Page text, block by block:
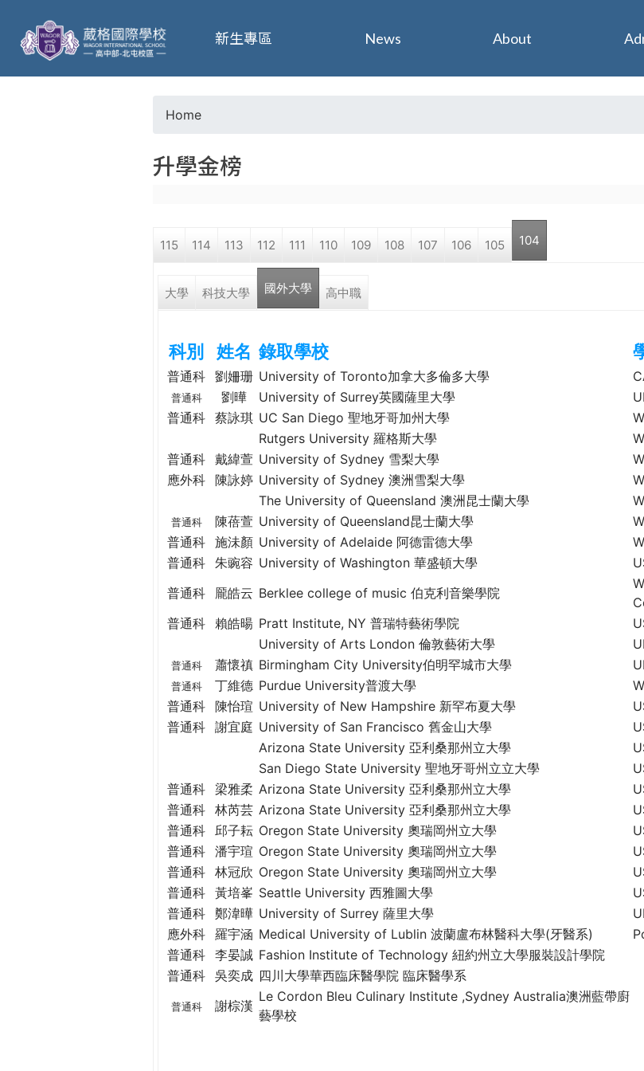
葳
格
o
a
r
h
e
r
e
Home
升學金榜
115 114 113 112 111 110 109 108 107 106 105 104
大學 科技大學 國外大學 (active tab)
高中職
科別 姓名 錄取學校
普通科 劉姍珊 University of Toronto加拿大多倫多大學
普通科 劉曄 University of Surrey英國薩里大學
普通科 蔡詠琪 UC San Diego 聖地牙哥加州大學
Rutgers University 羅格斯大學
普通科 戴緯萱 University of Sydney 雪梨大學
應外科 陳詠婷 University of Sydney 澳洲雪梨大學
The University of Queensland 澳洲昆士蘭大學
普通科 陳蓓萱 University of Queensland昆士蘭大學
普通科 施沬顏 University of Adelaide 阿德雷德大學
普通科 朱豌容 University of Washington 華盛頓大學
普通科
龎皓云 Berklee college of music 伯克利音樂學院
普通科
賴皓暘 Pratt Institute, NY 普瑞特藝術學院
University of Arts London 倫敦藝術大學
普通科 蕭懷禛 Birmingham City University伯明罕城市大學
普通科 丁維德 Purdue University普渡大學
普通科 陳怡瑄 University of New Hampshire 新罕布夏大學
普通科 謝宜庭 University of San Francisco 舊金山大學
Arizona State University 亞利桑那州立大學
San Diego State University 聖地牙哥州立立大學
普通科 梁雅柔 Arizona State University 亞利桑那州立大學
普通科 林芮芸 Arizona State University 亞利桑那州立大學
普通科 邱子耘 Oregon State University 奧瑞岡州立大學
普通科 潘宇瑄 Oregon State University 奧瑞岡州立大學
普通科 林冠欣 Oregon State University 奧瑞岡州立大學
普通科 黃培峯 Seattle University 西雅圖大學
普通科 鄭湋曄 University of Surrey 薩里大學
應外科 羅宇涵 Medical University of Lublin 波蘭盧布林醫科大學(牙醫系)
普通科 李晏誠 Fashion Institute of Technology 紐約州立大學服裝設計學院
普通科 吳奕成 四川大學華西臨床醫學院 臨床醫學系
普通科 謝棕漢
Le Cordon Bleu Culinary Institute ,Sydney Australia澳洲藍帶廚
藝學校
新生專區 News About